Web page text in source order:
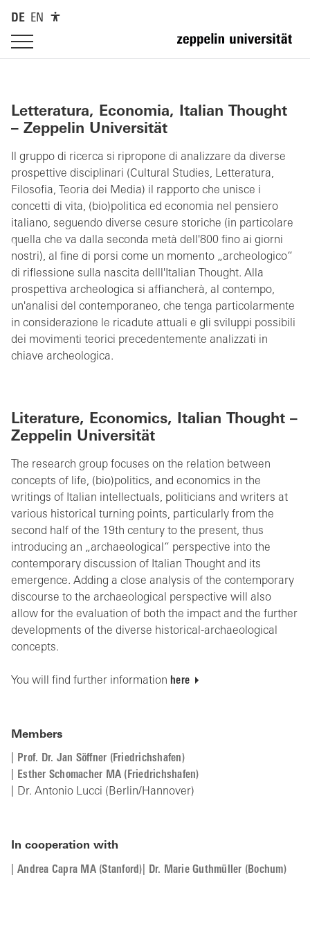
DE EN
Letteratura, Economia, Italian Thought
– Zeppelin Universität
Il gruppo di ricerca si ripropone di analizzare da diverse
prospettive disciplinari (Cultural Studies, Letteratura,
Filosofia, Teoria dei Media) il rapporto che unisce i
concetti di vita, (bio)politica ed economia nel pensiero
italiano, seguendo diverse cesure storiche (in particolare
quella che va dalla seconda metà dell'800 fino ai giorni
nostri), al fine di porsi come un momento „archeologico“
di riflessione sulla nascita delll'Italian Thought. Alla
prospettiva archeologica si affiancherà, al contempo,
un'analisi del contemporaneo, che tenga particolarmente
in considerazione le ricadute attuali e gli sviluppi possibili
dei movimenti teorici precedentemente analizzati in
chiave archeologica.
Literature, Economics, Italian Thought –
Zeppelin Universität
The research group focuses on the relation between
concepts of life, (bio)politics, and economics in the
writings of Italian intellectuals, politicians and writers at
various historical turning points, particularly from the
second half of the 19th century to the present, thus
introducing an „archaeological“ perspective into the
contemporary discussion of Italian Thought and its
emergence. Adding a close analysis of the contemporary
discourse to the archaeological perspective will also
allow for the evaluation of both the impact and the further
developments of the diverse historical-archaeological
concepts.
You will find further information here
Members
Prof. Dr. Jan Söffner (Friedrichshafen)
Esther Schomacher MA (Friedrichshafen)
Dr. Antonio Lucci (Berlin/Hannover)
In cooperation with
Andrea Capra MA (Stanford) Dr. Marie Guthmüller (Bochum)